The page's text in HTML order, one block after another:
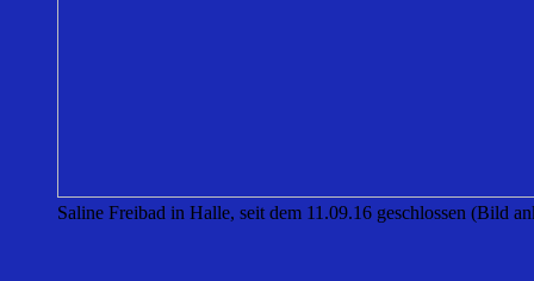
Saline Freibad in Halle, seit dem 11.09.16 geschlossen (Bild